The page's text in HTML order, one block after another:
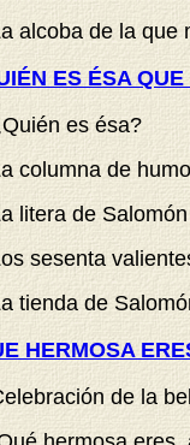
alcoba de la que
ES ÉSA
es ésa?
columna de humo
litera de Salomón
sesenta
tienda de
HERMOSA
de la